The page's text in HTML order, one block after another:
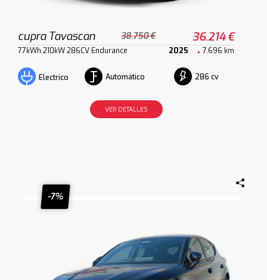
cupra Tavascan 38.750 € 36.214 €
77kWh 210kW 286CV Endurance 2025 7.696 km
Electrico Automático 286 cv
VER DETALLES
-7%